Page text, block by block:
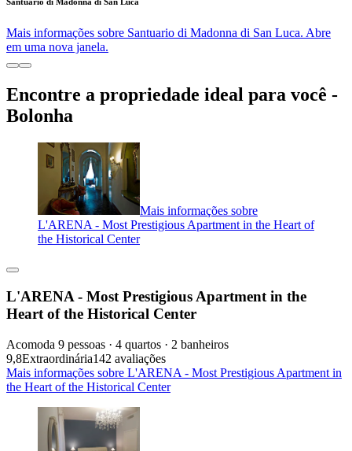
Mais informações sobre Santuario di Madonna di San Luca. Abre
em uma nova janela.
Encontre a propriedade ideal para você -
Bolonha
Mais informações sobre
L'ARENA - Most Prestigious Apartment in the Heart of
the Historical Center
L'ARENA - Most Prestigious Apartment in the
Heart of the Historical Center
Acomoda 9 pessoas · 4 quartos · 2 banheiros
9,8Extraordinária142 avaliações
Mais informações sobre L'ARENA - Most Prestigious Apartment in
the Heart of the Historical Center